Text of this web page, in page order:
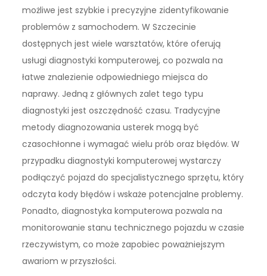
możliwe jest szybkie i precyzyjne zidentyfikowanie
problemów z samochodem. W Szczecinie
dostępnych jest wiele warsztatów, które oferują
usługi diagnostyki komputerowej, co pozwala na
łatwe znalezienie odpowiedniego miejsca do
naprawy. Jedną z głównych zalet tego typu
diagnostyki jest oszczędność czasu. Tradycyjne
metody diagnozowania usterek mogą być
czasochłonne i wymagać wielu prób oraz błędów. W
przypadku diagnostyki komputerowej wystarczy
podłączyć pojazd do specjalistycznego sprzętu, który
odczyta kody błędów i wskaże potencjalne problemy.
Ponadto, diagnostyka komputerowa pozwala na
monitorowanie stanu technicznego pojazdu w czasie
rzeczywistym, co może zapobiec poważniejszym
awariom w przyszłości.